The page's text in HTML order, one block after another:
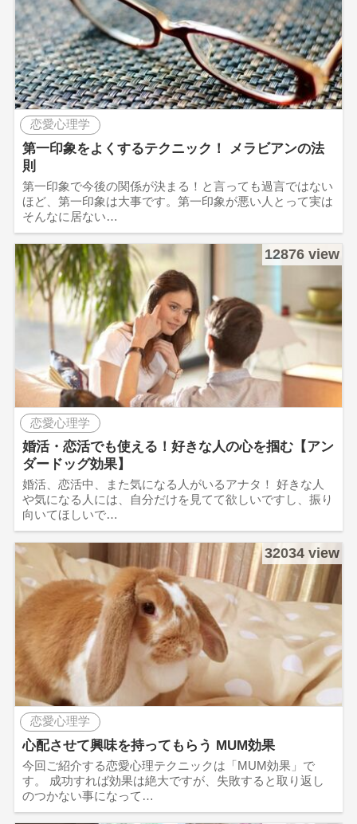
恋愛心理学
第一印象をよくするテクニック！ メラビアンの法
則
第一印象で今後の関係が決まる！と言っても過言ではない
ほど、第一印象は大事です。第一印象が悪い人とって実は
そんなに居ない…
12876 view
恋愛心理学
婚活・恋活でも使える！好きな人の心を掴む【アン
ダードッグ効果】
婚活、恋活中、また気になる人がいるアナタ！ 好きな人
や気になる人には、自分だけを見てて欲しいですし、振り
向いてほしいで…
32034 view
恋愛心理学
心配させて興味を持ってもらう MUM効果
今回ご紹介する恋愛心理テクニックは「MUM効果」で
す。 成功すれば効果は絶大ですが、失敗すると取り返し
のつかない事になって…